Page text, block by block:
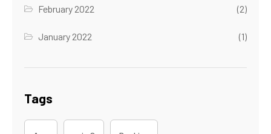
February 2022 (2)
January 2022 (1)
Tags